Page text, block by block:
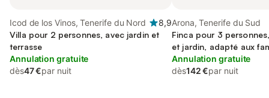
Icod de los Vinos, Tenerife du Nord
8,9
Villa pour 2 personnes, avec jardin et
terrasse
Annulation gratuite
dès47 €par nuit
Arona, Tenerife du Sud
Finca pour 3
et jardin, adapté aux
Annulation gratuite
dès142 €par nuit